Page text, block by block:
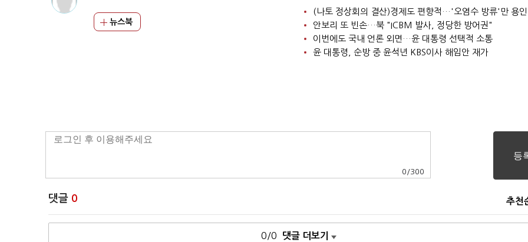
뉴스북
(나토 정상회의 결산)경제도 편향적…'오염수 방류'만 용인
안보리 또 빈손…북 "ICBM 발사, 정당한 방어권"
이번에도 국내 언론 외면…윤 대통령 선택적 소통
윤 대통령, 순방 중 윤석년 KBS이사 해임안 재가
0 /300
댓글 0 추천
0/0 댓글 더보기